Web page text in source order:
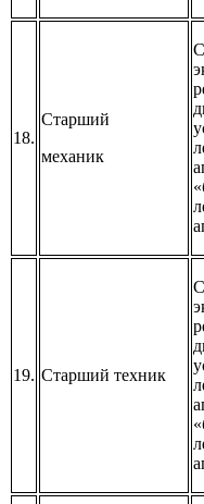
18.
Старший
механик
19. Старший техник